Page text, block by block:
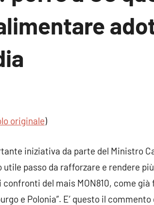
originale)
iniziativa da parte del Ministro
passo da rafforzare e rendere
confronti del mais MON810, come
e Polonia”. E’ questo il